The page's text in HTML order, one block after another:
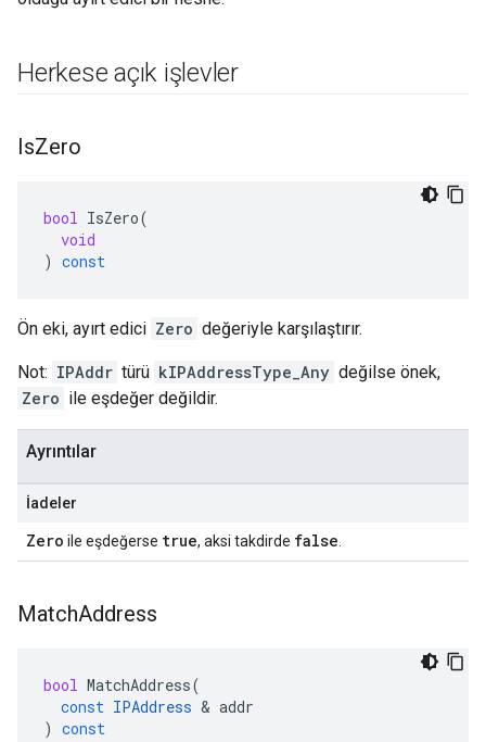
Herkese açık işlevler
IsZero
bool IsZero(
void
) const
Ön eki, ayırt edici Zero değeriyle karşılaştırır.
Not: IPAddr türü kIPAddressType_Any değilse önek,
Zero ile eşdeğer değildir.
Ayrıntılar
İadeler
Zero ile eşdeğerse true, aksi takdirde false
MatchAddress
bool MatchAddress(
const IPAddress & addr
) const